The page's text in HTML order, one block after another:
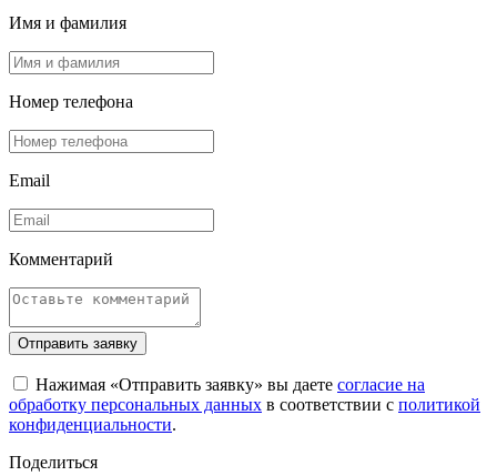
Имя и фамилия
Номер телефона
Email
Комментарий
Отправить заявку
Нажимая «Отправить заявку» вы даете согласие на
обработку персональных данных в соответствии с политикой
конфиденциальности.
Поделиться